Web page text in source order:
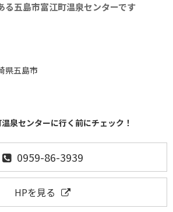
る五島市富江町温泉センターです
県五島市
泉センターに行く前にチェック！
0959-86-3939
HPを見る